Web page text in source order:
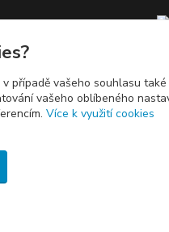
případě vašeho souhlasu také
vašeho oblíbeného
Více k využití cookies